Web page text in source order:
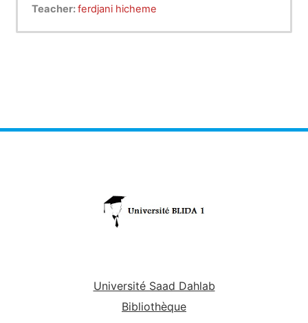
Teacher:ferdjani hicheme
Université Saad Dahlab
Bibliothèque